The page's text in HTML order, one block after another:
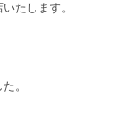
たします。
。